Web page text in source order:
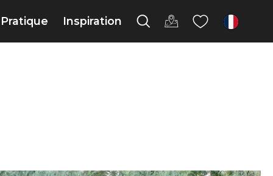
Pratique Inspiration fr